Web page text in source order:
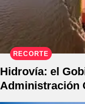
RECORTE
Hidrovía: el
Administración